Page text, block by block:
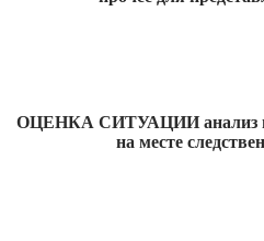
ОЦЕНКА СИТУАЦИИ анализ и
на месте